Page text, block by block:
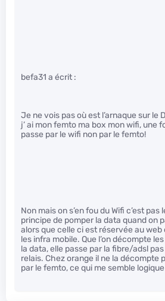
befa31 a écrit :
Je ne vois pas où est l’arnaque sur le
j’ ai mon femto ma box mon wifi, une
passe par le wifi non par le femto!
Non mais on s’en fou du Wifi c’est pas
principe de pomper la data quand on
alors que celle ci est réservée au web
les infra mobile. Que l’on décompte
la data, elle passe par la fibre/adsl
relais. Chez orange il ne la décompte
par le femto, ce qui me semble